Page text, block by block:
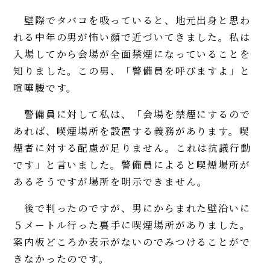
壁際でタバコを吸っていると、地元出身と思わ
れる中年の男が怖い顔で近づいてきました。私は
入場してから会場が全面禁煙になっていることを
知りました。この男、「警備員を呼びますよ」と
喧嘩腰です。
警備員に対して私は、「会場を禁煙にするので
あれば、喫煙場所を設置する義務があります。喫
煙者に対する配慮が足りません。これは抗議行動
です」と言いました。警備員によると喫煙場所が
あるそうですが場所を明示できません。
後で判ったのですが、男にからまれた壁沿いに
５メートル行った裏手に喫煙場所がありました。
案内板どころか表示がないのでみつけることがで
きなかったのです。